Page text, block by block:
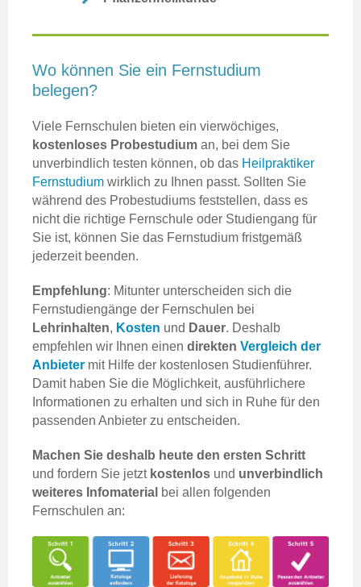
Wo können Sie ein Fernstudium
belegen?
Viele Fernschulen bieten ein vierwöchiges,
kostenloses Probestudium an, bei dem Sie
unverbindlich testen können, ob das Heilpraktiker
Fernstudium wirklich zu Ihnen passt. Sollten Sie
während des Probestudiums feststellen, dass es
nicht die richtige Fernschule oder Studiengang für
Sie ist, können Sie das Fernstudium fristgemäß
jederzeit beenden.
Empfehlung: Mitunter unterscheiden sich die
Fernstudiengänge der Fernschulen bei
Lehrinhalten, Kosten und Dauer. Deshalb
empfehlen wir Ihnen einen direkten Vergleich der
Anbieter mit Hilfe der kostenlosen Studienführer.
Damit haben Sie die Möglichkeit, ausführlichere
Informationen zu erhalten und sich in Ruhe für den
passenden Anbieter zu entscheiden.
Machen Sie deshalb heute den ersten Schritt
und fordern Sie jetzt kostenlos und unverbindlich
weiteres Infomaterial bei allen folgenden
Fernschulen an: